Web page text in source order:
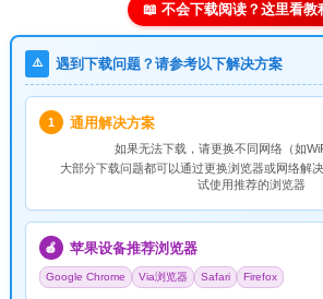
📖 不会下载阅读？这里看教
⚠️ 遇到下载问题？请参考以下解决方案
1 通用解决方案
如果无法下载，请更换不同网络（如
大部分下载问题都可以通过更换浏览器或网络解
试使用推荐的浏览器
🍎 苹果设备推荐浏览器
Google Chrome Via浏览器 Safari Firefox